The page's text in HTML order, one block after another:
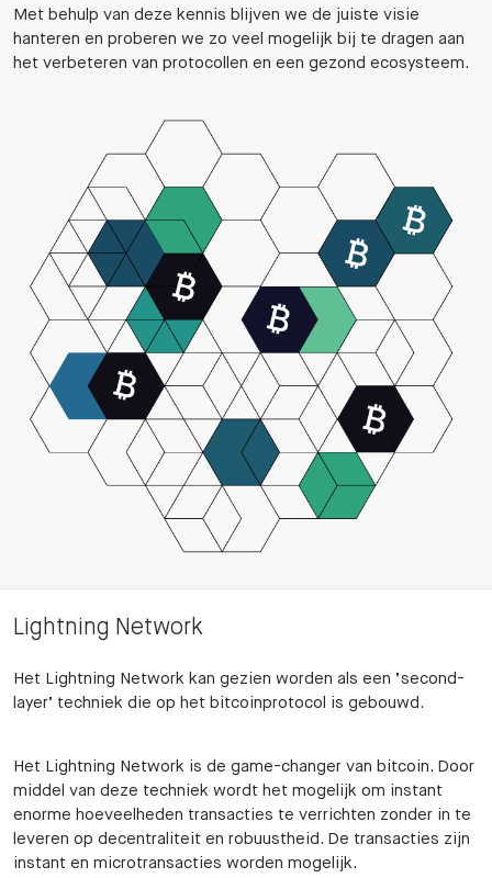
Met behulp van deze kennis blijven we de juiste visie
hanteren en proberen we zo veel mogelijk bij te dragen aan
het verbeteren van protocollen en een gezond ecosysteem.
Lightning Network
Het Lightning Network kan gezien worden als een ‘second-
layer’ techniek die op het bitcoinprotocol is gebouwd.
Het Lightning Network is de game-changer van bitcoin. Door
middel van deze techniek wordt het mogelijk om instant
enorme hoeveelheden transacties te verrichten zonder in te
leveren op decentraliteit en robuustheid. De transacties zijn
instant en microtransacties worden mogelijk.